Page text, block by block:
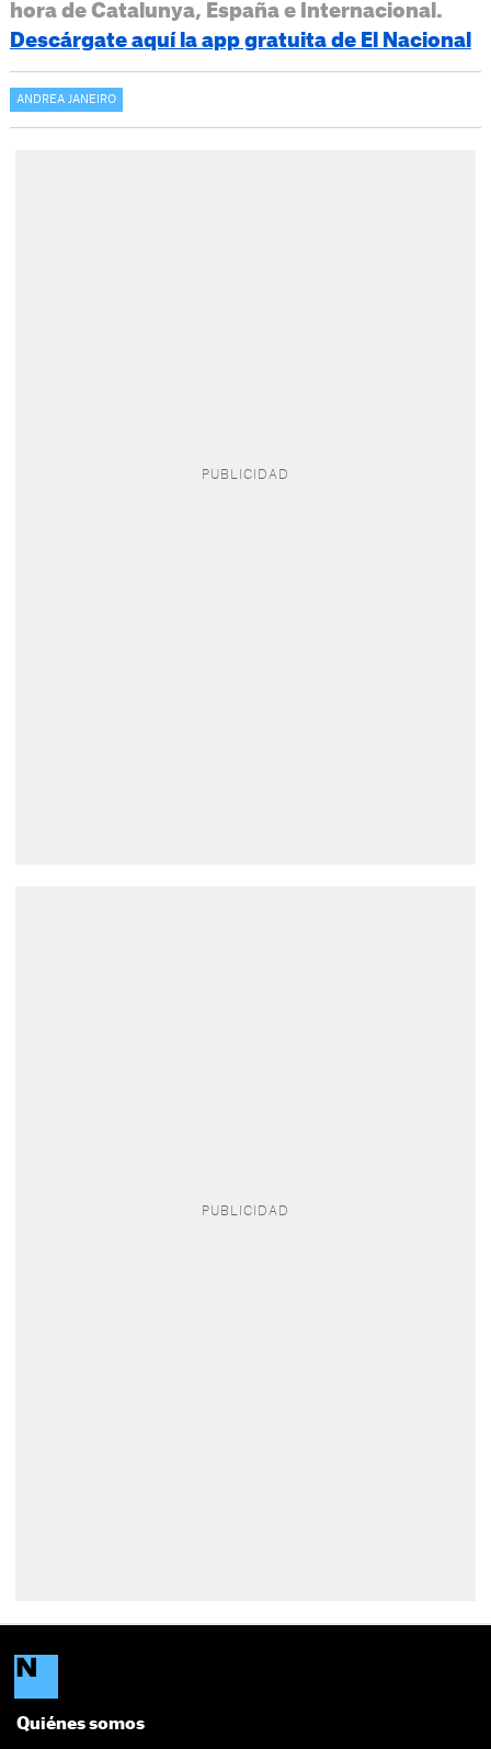
hora de Catalunya, España e Internacional.
Descárgate aquí la app gratuita de El Nacional
ANDREA JANEIRO
Quiénes somos